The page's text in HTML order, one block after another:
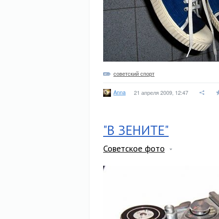
советский спорт
Anna 21 апреля 2009, 12:47
"В ЗЕНИТЕ"
Советское фото